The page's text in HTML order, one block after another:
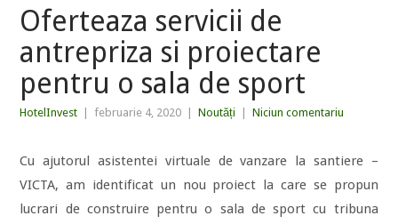
Oferteaza servicii de
antrepriza si proiectare
pentru o sala de sport
HotelInvest februarie 4, 2020 Noutăți Niciun comentariu
Cu ajutorul asistentei virtuale de vanzare la santiere –
VICTA, am identificat un nou proiect la care se propun
lucrari de construire pentru o sala de sport cu tribuna